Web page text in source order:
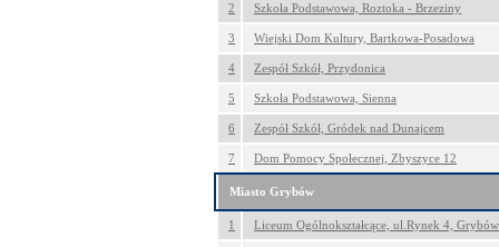
2 Szkoła Podstawowa, Roztoka - Brzeziny
3 Wiejski Dom Kultury, Bartkowa-Posadowa
4 Zespół Szkół, Przydonica
5 Szkoła Podstawowa, Sienna
6 Zespół Szkół, Gródek nad Dunajcem
7 Dom Pomocy Społecznej, Zbyszyce 12
Miasto Grybów
1 Liceum Ogólnokształcące, ul.Rynek 4, Grybów